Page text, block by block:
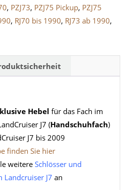
, PZJ73, PZJ75 Pickup, PZJ75
, RJ70 bis 1990, RJ73 ab 1990,
Hebel für das Fach im
J7 (Handschuhfach)
J7 bis 2009
finden Sie hier
weitere Schlösser und
Landcruiser J7 an